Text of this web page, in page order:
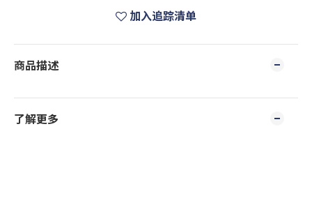
加入追踪清单
商品描述
了解更多